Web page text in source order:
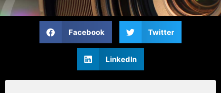
Facebook Twitter
LinkedIn